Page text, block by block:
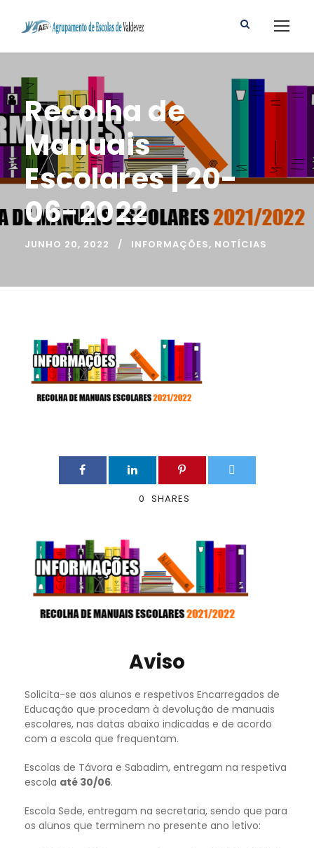
Recolha de
Manuais
Escolares | 20-
06-2022
JUNHO 20, 2022 INFORMAÇÕES, NOTÍCIAS
0 SHARES
Aviso
Solicita-se aos alunos e respetivos Encarregados de
Educação que procedam à devolução de manuais
escolares, nas datas abaixo indicadas e de acordo
com a escola que frequentam.
Escolas de Távora e Sabadim, entregam na respetiva
escola até 30/06.
Escola Sede, entregam na secretaria, sendo que para
os alunos que terminem no presente ano letivo: